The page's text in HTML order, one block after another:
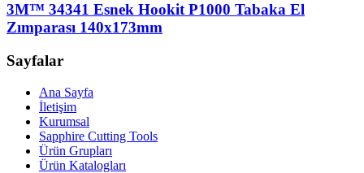
3M™ 34341 Esnek Hookit P1000 Tabaka El
Zımparası 140x173mm
Sayfalar
Ana Sayfa
İletişim
Kurumsal
Sapphire Cutting Tools
Ürün Grupları
Ürün Katalogları